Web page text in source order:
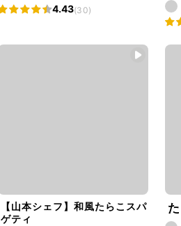
4.43(30)
【山本シェフ】和風たらこスパ
ゲティ